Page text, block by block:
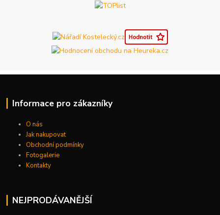
Informace pro zákazníky
O nás
Jak nakupovat
Obchodní podmínky
Fotogalerie
Kontakty
NEJPRODÁVANĚJŠÍ